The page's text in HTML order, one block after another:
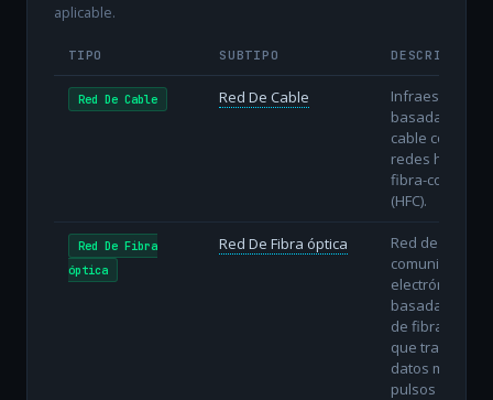
aplicable.
TIPO SUBTIPO DESCRIPCIÓN
Red De Cable Red De Cable
Infraestructura
basada en
cable coaxial o
redes híbridas
fibra-coaxial
(HFC).
Red De Fibra
óptica
Red De Fibra óptica
Red de
electrónicas
basada en
de fibra óptica
que transmiten
datos
pulsos de luz.